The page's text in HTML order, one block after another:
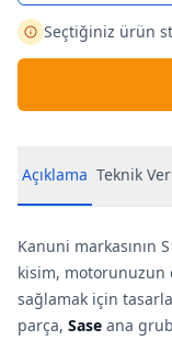
Seçtiğiniz ürün
Açıklama Teknik
Kanuni markasının
kisim, motorunuzun
sağlamak için
parça, Sase ana